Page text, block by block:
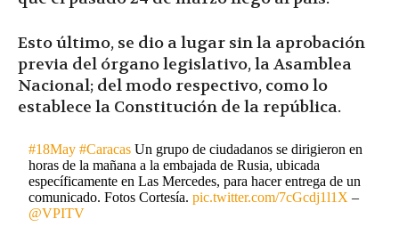
Esto último, se dio a lugar sin la aprobación
previa del órgano legislativo, la Asamblea
Nacional; del modo respectivo, como lo
establece la Constitución de la república.
#18May #Caracas Un grupo de ciudadanos se dirigieron en
horas de la mañana a la embajada de Rusia, ubicada
específicamente en Las Mercedes, para hacer entrega de un
comunicado. Fotos Cortesía.pic.twitter.com/7cGcdj1l1X –
@VPITV